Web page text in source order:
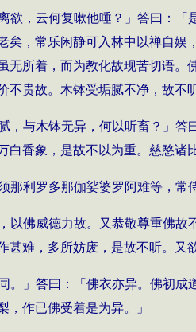
欲，云何复嗽他唾？」答曰：
矣，常乐闲静可入林中以禅自
无所着，而为教化故现苦切语
不贵故。木钵受垢腻不净，故不
，与木钵无异，何以听畜？」
白香象，是故不以为重。慈愍诸
那利罗多那伽娑婆罗阿难等，常
以佛威德力故。又恭敬尊重佛
甚难，多所妨废，是故不听。又
。」答曰：「佛衣亦异。佛初
，作已佛受着是为异。」